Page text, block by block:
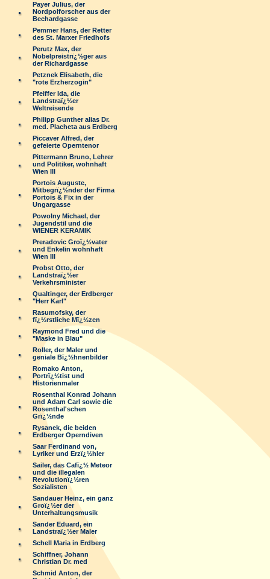
Payer Julius, der
Nordpolforscher aus der
Bechardgasse
Pemmer Hans, der Retter
des St. Marxer Friedhofs
Perutz Max, der
Nobelpreistrï¿½ger aus
der Richardgasse
Petznek Elisabeth, die
"rote Erzherzogin"
Pfeiffer Ida, die
Landstraï¿½er
Weltreisende
Philipp Gunther alias Dr.
med. Placheta aus Erdberg
Piccaver Alfred, der
gefeierte Operntenor
Pittermann Bruno, Lehrer
und Politiker, wohnhaft
Wien III
Portois Auguste,
Mitbegrï¿½nder der Firma
Portois & Fix in der
Ungargasse
Powolny Michael, der
Jugendstil und die
WIENER KERAMIK
Preradovic Groï¿½vater
und Enkelin wohnhaft
Wien III
Probst Otto, der
Landstraï¿½er
Verkehrsminister
Qualtinger, der Erdberger
"Herr Karl"
Rasumofsky, der
fï¿½rstliche Mï¿½zen
Raymond Fred und die
"Maske in Blau"
Roller, der Maler und
geniale Bï¿½hnenbilder
Romako Anton,
Portrï¿½tist und
Historienmaler
Rosenthal Konrad Johann
und Adam Carl sowie die
Rosenthal'schen
Grï¿½nde
Rysanek, die beiden
Erdberger Operndiven
Saar Ferdinand von,
Lyriker und Erzï¿½hler
Sailer, das Cafï¿½ Meteor
und die illegalen
Revolutionï¿½ren
Sozialisten
Sandauer Heinz, ein ganz
Groï¿½er der
Unterhaltungsmusik
Sander Eduard, ein
Landstraï¿½er Maler
Schell Maria in Erdberg
Schiffner, Johann
Christian Dr. med
Schmid Anton, der